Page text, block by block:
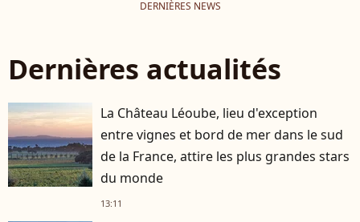
DERNIÈRES NEWS
Dernières actualités
La Château Léoube, lieu d'exception
entre vignes et bord de mer dans le sud
de la France, attire les plus grandes stars
du monde
13:11